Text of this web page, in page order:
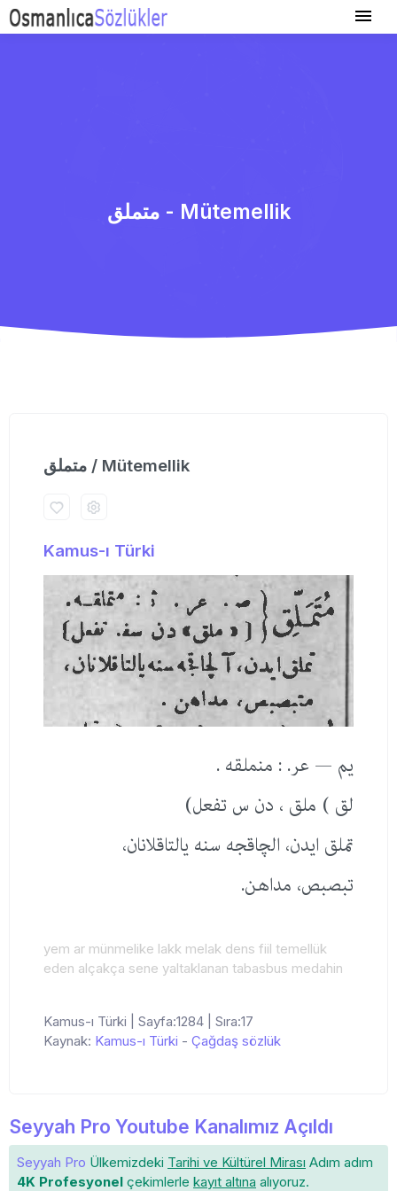
متملق - Mütemellik
متملق / Mütemellik
Kamus-ı Türki
یم — عر. : منملقه .
لق ) ملق ، دن س تفعل)
تملق ایدن، الچاقجه سنه یالتاقلانان،
تبصبص، مداهن.
yem ar münmelike lakk melak dens fiil temellük
eden alçakça sene yaltaklanan tabasbus medahin
Kamus-ı Türki | Sayfa:1284 | Sıra:17
Kaynak: Kamus-ı Türki - Çağdaş sözlük
Seyyah Pro Youtube Kanalımız Açıldı
Seyyah Pro Ülkemizdeki Tarihi ve Kültürel Mirası Adım adım
4K Profesyonel çekimlerle kayıt altına alıyoruz.